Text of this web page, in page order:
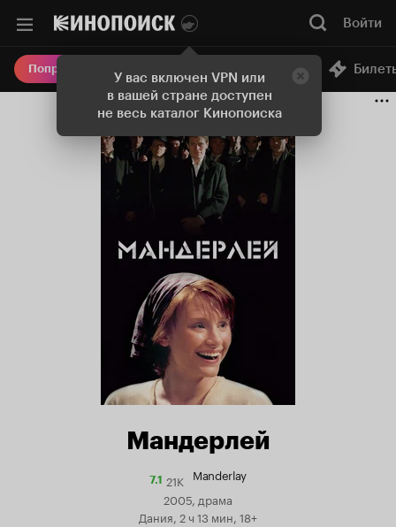
У вас включен VPN или
в вашей стране доступен
не весь каталог Кинопоиска
Войти
Попробовать Плюс Онлайн-кинотеатр
Мандерлей
7.1Рейтинг
Кинопоиска
21K Manderlay
2005, драма
Дания, 2 ч 13 мин, 18+